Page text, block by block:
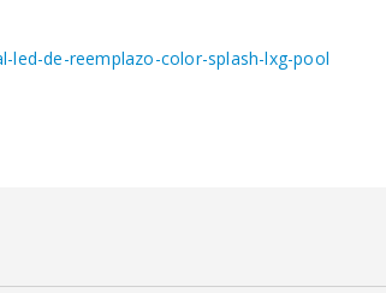
led-de-reemplazo-color-splash-lxg-pool